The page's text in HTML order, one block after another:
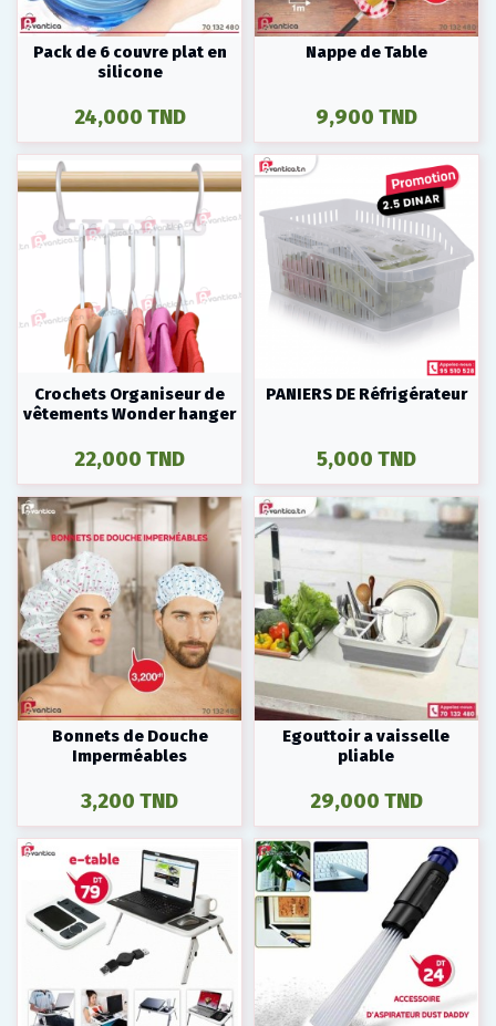
Pack de 6 couvre plat en
silicone
24,000 TND
Nappe de Table
9,900 TND
Crochets Organiseur de
vêtements Wonder hanger
22,000 TND
PANIERS DE Réfrigérateur
5,000 TND
Bonnets de Douche
Imperméables
3,200 TND
Egouttoir a vaisselle
pliable
29,000 TND